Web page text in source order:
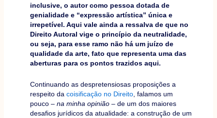
inclusive, o autor como pessoa dotada de
genialidade e “expressão artística” única e
irrepetível. Aqui vale ainda a ressalva de que no
Direito Autoral vige o princípio da neutralidade,
ou seja, para esse ramo não há um juízo de
qualidade da arte, fato que representa uma das
aberturas para os pontos trazidos aqui.
Continuando as despretensiosas proposições a
respeito da coisificação no Direito, falamos um
pouco – na minha opinião– de um dos maiores
desafios jurídicos da atualidade: a construção de um